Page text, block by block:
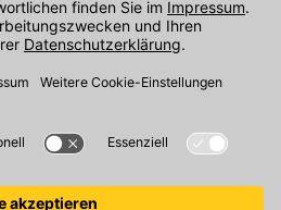
nutzen.
finden Sie